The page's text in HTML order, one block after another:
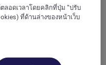
อดเวลาโดยคลิกที่ปุ่ม "ปรับ
ที่ด้านล่างของหน้าเว็บ